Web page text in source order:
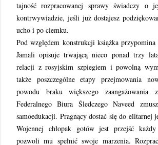
tajność rozpracowanej sprawy świadczy o
kontrwywiadzie, jeśli już dostajesz
ucho i po ciemku.
Pod względem konstrukcji książka
Jamali opisuje trwającą nieco ponad trzy
relacji z rosyjskim szpiegiem i powolną
także poszczególne etapy przejmowania
powodu braku większego zaangażowania
Federalnego Biura Śledczego Naveed
samoedukacji. Pragnący dostać się do elitarnej
Wojennej chłopak gotów jest przejść
pozwoli mu spełnić swoje marzenia.